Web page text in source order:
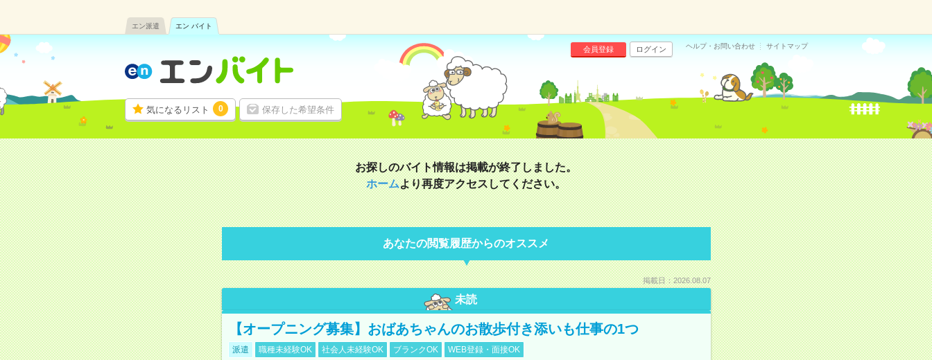
エン派遣 エン バイト
気になるリスト 0 保存した希望条件
会員登録 ログイン ヘルプ・お問い合わせ サイトマップ
お探しのバイト情報は掲載が終了しました。
ホームより再度アクセスしてください。
あなたの閲覧履歴からのオススメ
掲載日：2026.08.07
未読
【オープニング募集】おばあちゃんのお散歩付き添いも仕事の1つ
派遣 職種未経験OK 社会人未経験OK ブランクOK WEB登録・面接OK